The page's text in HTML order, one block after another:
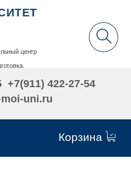
Корзина
центр
+7(911) 422-27-54
uni.ru